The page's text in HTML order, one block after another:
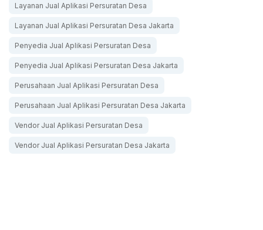
Layanan Jual Aplikasi Persuratan Desa
Layanan Jual Aplikasi Persuratan Desa Jakarta
Penyedia Jual Aplikasi Persuratan Desa
Penyedia Jual Aplikasi Persuratan Desa Jakarta
Perusahaan Jual Aplikasi Persuratan Desa
Perusahaan Jual Aplikasi Persuratan Desa Jakarta
Vendor Jual Aplikasi Persuratan Desa
Vendor Jual Aplikasi Persuratan Desa Jakarta